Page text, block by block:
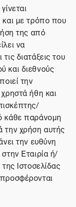
και με τρόπο που
της από
να
διατάξεις του
και διεθνούς
την
ήθη και
κάθε παράνομη
την χρήση αυτής
την ευθύνη
Εταιρία ή/
Ιστοσελίδας